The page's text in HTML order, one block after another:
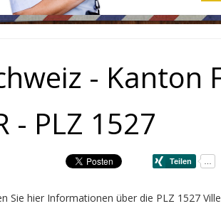
- Kanton
- PLZ 1527
Sie hier Informationen über die PLZ 1527